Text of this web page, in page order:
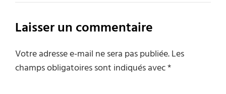
Laisser un commentaire
Votre adresse e-mail ne sera pas publiée.Les
champs obligatoires sont indiqués avec*